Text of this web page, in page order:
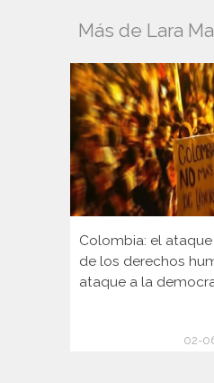
Más de Lara
Colombia: el
de los derechos
ataque a la
02-